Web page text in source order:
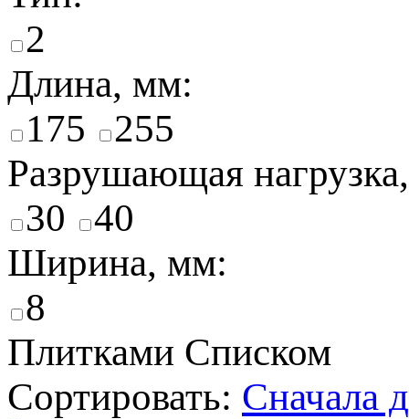
2
Длина, мм:
175
255
Разрушающая
30
40
Ширина, мм:
8
Плитками Списком
Сортировать: Cначала